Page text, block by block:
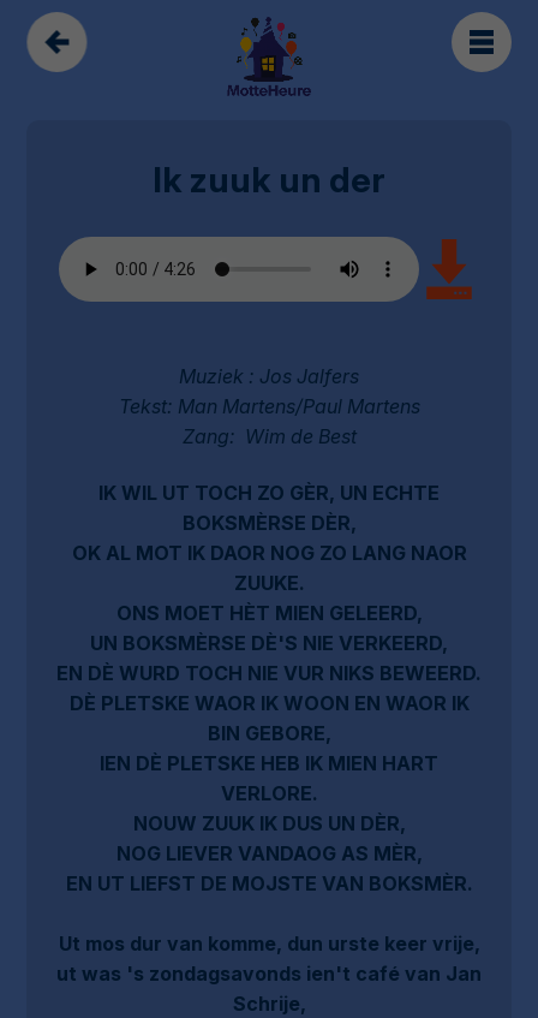
Ik zuuk un der
Muziek : Jos Jalfers
Tekst: Man Martens/Paul Martens
Zang: Wim de Best
IK WIL UT TOCH ZO GÈR, UN ECHTE
BOKSMÈRSE DÈR,
OK AL MOT IK DAOR NOG ZO LANG NAOR
ZUUKE.
ONS MOET HÈT MIEN GELEERD,
UN BOKSMÈRSE DÈ'S NIE VERKEERD,
EN DÈ WURD TOCH NIE VUR NIKS BEWEERD.
DÈ PLETSKE WAOR IK WOON EN WAOR IK
BIN GEBORE,
IEN DÈ PLETSKE HEB IK MIEN HART
VERLORE.
NOUW ZUUK IK DUS UN DÈR,
NOG LIEVER VANDAOG AS MÈR,
EN UT LIEFST DE MOJSTE VAN BOKSMÈR.
Ut mos dur van komme, dun urste keer vrije,
ut was 's zondagsavonds ien't café van Jan
Schrije,